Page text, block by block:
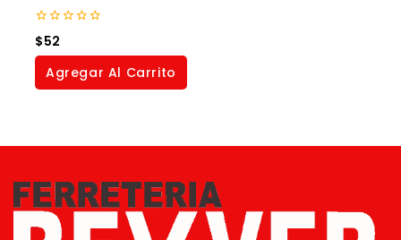
0
out
of
$52
Agregar Al Carrito